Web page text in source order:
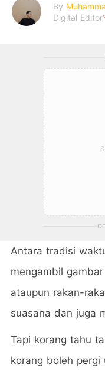
By
Digital Editor
Antara tradisi
mengambil
ataupun rakan-
suasana dan juga
Tapi korang tahu
korang boleh